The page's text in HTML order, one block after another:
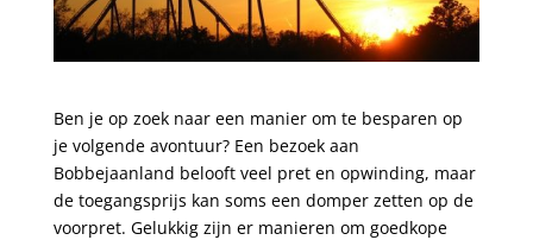
Ben je op zoek naar een manier om te besparen op
je volgende avontuur? Een bezoek aan
Bobbejaanland belooft veel pret en opwinding, maar
de toegangsprijs kan soms een domper zetten op de
voorpret. Gelukkig zijn er manieren om goedkope